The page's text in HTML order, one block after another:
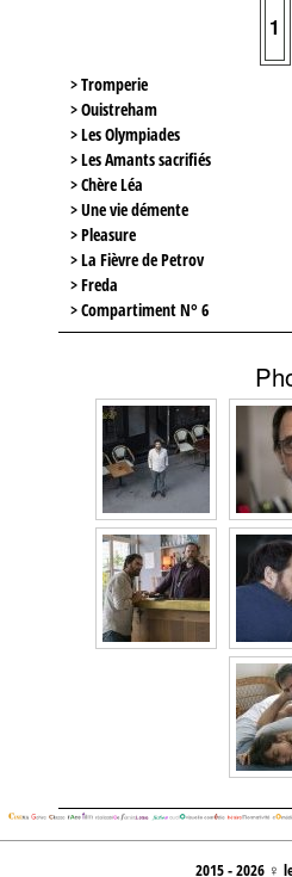
1
> Tromperie
> Ouistreham
> Les Olympiades
> Les Amants sacrifiés
> Chère Léa
> Une vie démente
> Pleasure
> La Fièvre de Petrov
> Freda
> Compartiment N° 6
2015 - 2026 ♀